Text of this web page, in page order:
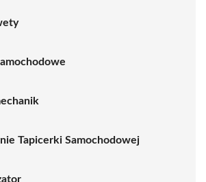
Tapicerki Samochodowej